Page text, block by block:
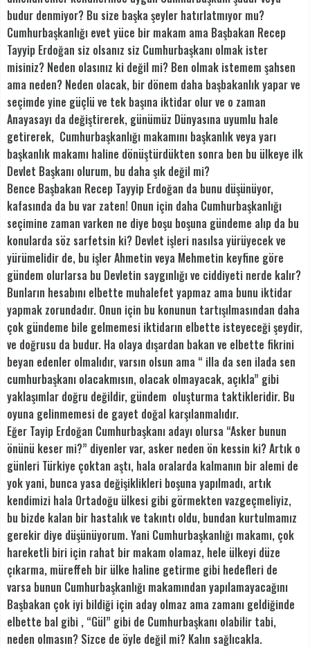
budur denmiyor? Bu size başka şeyler hatırlatmıyor mu?
Cumhurbaşkanlığı evet yüce bir makam ama Başbakan Recep
Tayyip Erdoğan siz olsanız siz Cumhurbaşkanı olmak ister
misiniz? Neden olasınız ki değil mi? Ben olmak istemem şahsen
ama neden? Neden olacak, bir dönem daha başbakanlık yapar ve
seçimde yine güçlü ve tek başına iktidar olur ve o zaman
Anayasayı da değiştirerek, günümüz Dünyasına uyumlu hale
getirerek, Cumhurbaşkanlığı makamını başkanlık veya yarı
başkanlık makamı haline dönüştürdükten sonra ben bu ülkeye ilk
Devlet Başkanı olurum, bu daha şık değil mi?
Bence Başbakan Recep Tayyip Erdoğan da bunu düşünüyor,
kafasında da bu var zaten! Onun için daha Cumhurbaşkanlığı
seçimine zaman varken ne diye boşu boşuna gündeme alıp da bu
konularda söz sarfetsin ki? Devlet işleri nasılsa yürüyecek ve
yürümelidir de, bu işler Ahmetin veya Mehmetin keyfine göre
gündem olurlarsa bu Devletin saygınlığı ve ciddiyeti nerde kalır?
Bunların hesabını elbette muhalefet yapmaz ama bunu iktidar
yapmak zorundadır. Onun için bu konunun tartışılmasından daha
çok gündeme bile gelmemesi iktidarın elbette isteyeceği şeydir,
ve doğrusu da budur. Ha olaya dışardan bakan ve elbette fikrini
beyan edenler olmalıdır, varsın olsun ama “ illa da sen ilada sen
cumhurbaşkanı olacakmısın, olacak olmayacak, açıkla” gibi
yaklaşımlar doğru değildir, gündem oluşturma taktikleridir. Bu
oyuna gelinmemesi de gayet doğal karşılanmalıdır.
Eğer Tayip Erdoğan Cumhurbaşkanı adayı olursa “Asker bunun
önünü keser mi?” diyenler var, asker neden ön kessin ki? Artık o
günleri Türkiye çoktan aştı, hala oralarda kalmanın bir alemi de
yok yani, bunca yasa değişiklikleri boşuna yapılmadı, artık
kendimizi hala Ortadoğu ülkesi gibi görmekten vazgeçmeliyiz,
bu bizde kalan bir hastalık ve takıntı oldu, bundan kurtulmamız
gerekir diye düşünüyorum. Yani Cumhurbaşkanlığı makamı, çok
hareketli biri için rahat bir makam olamaz, hele ülkeyi düze
çıkarma, müreffeh bir ülke haline getirme gibi hedefleri de
varsa bunun Cumhurbaşkanlığı makamından yapılamayacağını
Başbakan çok iyi bildiği için aday olmaz ama zamanı geldiğinde
elbette bal gibi , “Gül” gibi de Cumhurbaşkanı olabilir tabi,
neden olmasın? Sizce de öyle değil mi? Kalın sağlıcakla.